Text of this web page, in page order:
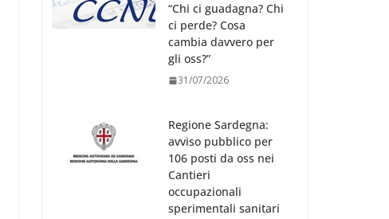
“Chi ci guadagna? Chi
ci perde? Cosa
cambia davvero per
gli oss?”
31/07/2026
Regione Sardegna:
avviso pubblico per
106 posti da oss nei
Cantieri
occupazionali
sperimentali sanitari